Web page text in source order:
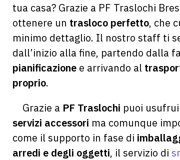
tua casa? Grazie a PF Traslochi
ottenere un trasloco perfetto, che
minimo dettaglio. Il nostro staff ti
dall’inizio alla fine, partendo dalla
pianificazione e arrivando al
proprio.
Grazie a PF Traslochi puoi
servizi accessori ma comunque
come il supporto in fase di
arredi e degli oggetti, il servizio di